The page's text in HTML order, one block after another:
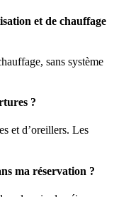
et de chauffage
sans système
?
et d’oreillers. Les
ma réservation ?